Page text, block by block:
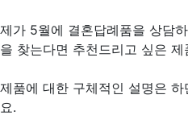
제가 5월에 결혼답례품을 상담
을 찾는다면 추천드리고 싶은 제
제품에 대한 구체적인 설명은
요.